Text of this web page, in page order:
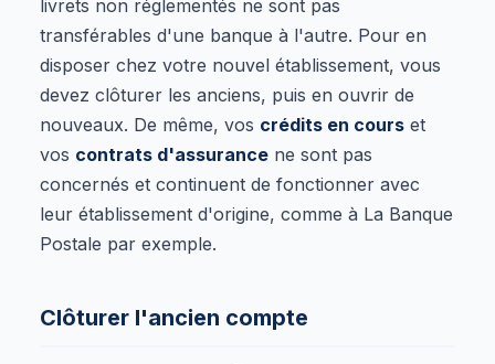
livrets non réglementés ne sont pas
transférables d'une banque à l'autre. Pour en
disposer chez votre nouvel établissement, vous
devez clôturer les anciens, puis en ouvrir de
nouveaux. De même, vos crédits en cours et
vos contrats d'assurance ne sont pas
concernés et continuent de fonctionner avec
leur établissement d'origine, comme à La Banque
Postale par exemple.
Clôturer l'ancien compte